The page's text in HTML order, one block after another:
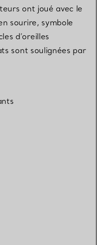
ont joué avec le
sourire, symbole
d’oreilles
sont soulignées par